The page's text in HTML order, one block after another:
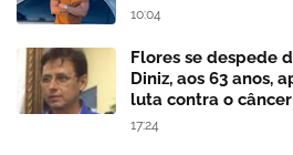
10:04
Flores se despede
Diniz, aos 63 anos,
luta contra o câncer
17:24